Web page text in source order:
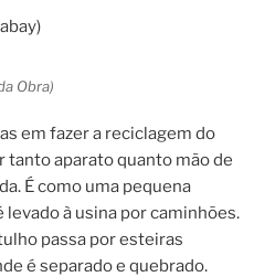
Obra)
em fazer a reciclagem do
aparato quanto mão de
É como uma pequena
levado à usina por caminhões.
passa por esteiras
é separado e quebrado.